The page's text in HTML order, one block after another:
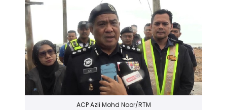
ACP Azli Mohd Noor/RTM